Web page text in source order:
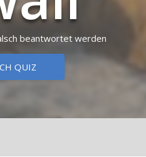
beantwortet werden
QUIZ